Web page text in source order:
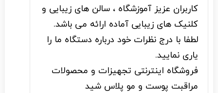
کاربران عزیز آموزشگاه ، سالن های زیبایی و
کلنیک های زیبایی آماده ارائه می باشد.
لطفا با درج نظرات خود درباره دستگاه ما را
یاری نمایید.
فروشگاه اینترنتی تجهیزات و محصولات
مراقبت پوست و مو پلاس شید